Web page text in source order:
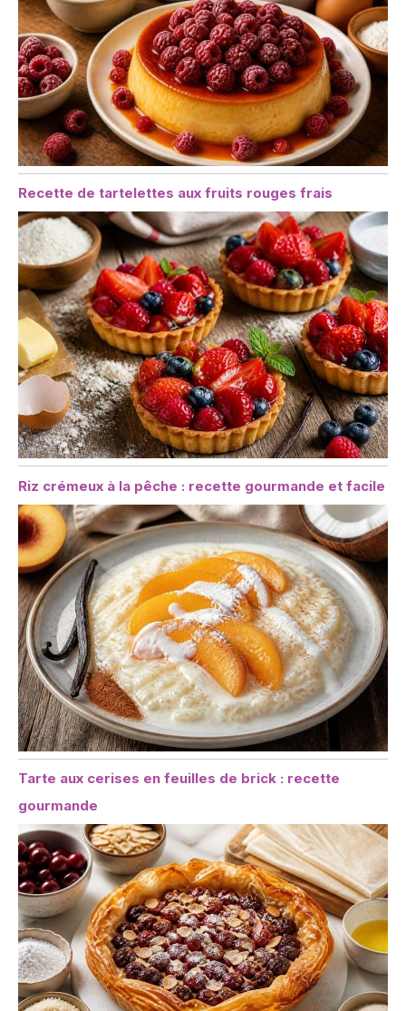
Recette de tartelettes aux fruits rouges frais
Riz crémeux à la pêche : recette gourmande et facile
Tarte aux cerises en feuilles de brick : recette
gourmande